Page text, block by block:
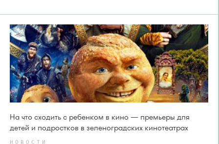
На что сходить с ребенком в кино — премьеры для
детей и подростков в зеленоградских кинотеатрах
НОВОСТИ